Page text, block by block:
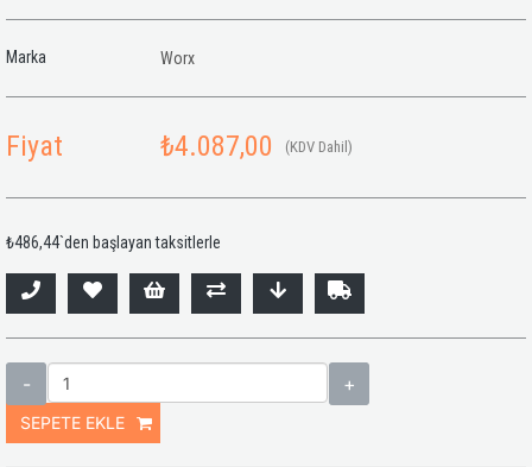
Marka Worx
Fiyat ₺4.087,00 (KDV Dahil)
₺486,44`den başlayan taksitlerle